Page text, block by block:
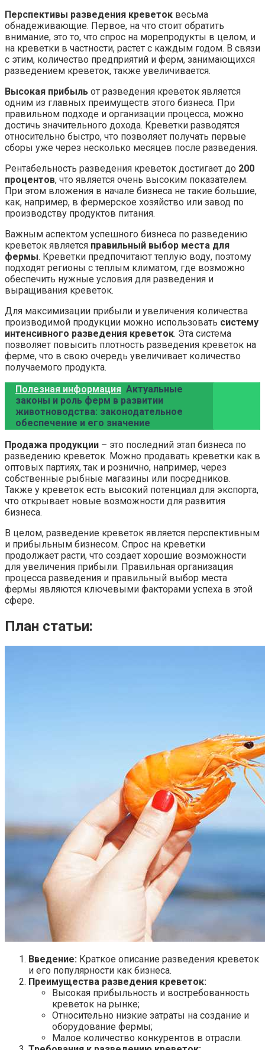
Перспективы разведения креветок весьма
обнадеживающие. Первое, на что стоит обратить
внимание, это то, что спрос на морепродукты в целом, и
на креветки в частности, растет с каждым годом. В связи
с этим, количество предприятий и ферм, занимающихся
разведением креветок, также увеличивается.
Высокая прибыль от разведения креветок является
одним из главных преимуществ этого бизнеса. При
правильном подходе и организации процесса, можно
достичь значительного дохода. Креветки разводятся
относительно быстро, что позволяет получать первые
сборы уже через несколько месяцев после разведения.
Рентабельность разведения креветок достигает до 200
процентов, что является очень высоким показателем.
При этом вложения в начале бизнеса не такие большие,
как, например, в фермерское хозяйство или завод по
производству продуктов питания.
Важным аспектом успешного бизнеса по разведению
креветок является правильный выбор места для
фермы. Креветки предпочитают теплую воду, поэтому
подходят регионы с теплым климатом, где возможно
обеспечить нужные условия для разведения и
выращивания креветок.
Для максимизации прибыли и увеличения количества
производимой продукции можно использовать систему
интенсивного разведения креветок. Эта система
позволяет повысить плотность разведения креветок на
ферме, что в свою очередь увеличивает количество
получаемого продукта.
Полезная информация Актуальные
законы и роль ферм в развитии
животноводства: законодательное
обеспечение и его значение
Продажа продукции – это последний этап бизнеса по
разведению креветок. Можно продавать креветки как в
оптовых партиях, так и рознично, например, через
собственные рыбные магазины или посредников.
Также у креветок есть высокий потенциал для экспорта,
что открывает новые возможности для развития
бизнеса.
В целом, разведение креветок является перспективным
и прибыльным бизнесом. Спрос на креветки
продолжает расти, что создает хорошие возможности
для увеличения прибыли. Правильная организация
процесса разведения и правильный выбор места
фермы являются ключевыми факторами успеха в этой
сфере.
План статьи:
Введение: Краткое описание разведения креветок
и его популярности как бизнеса.
Преимущества разведения креветок:
Высокая прибыльность и востребованность
креветок на рынке;
Относительно низкие затраты на создание и
оборудование фермы;
Малое количество конкурентов в отрасли.